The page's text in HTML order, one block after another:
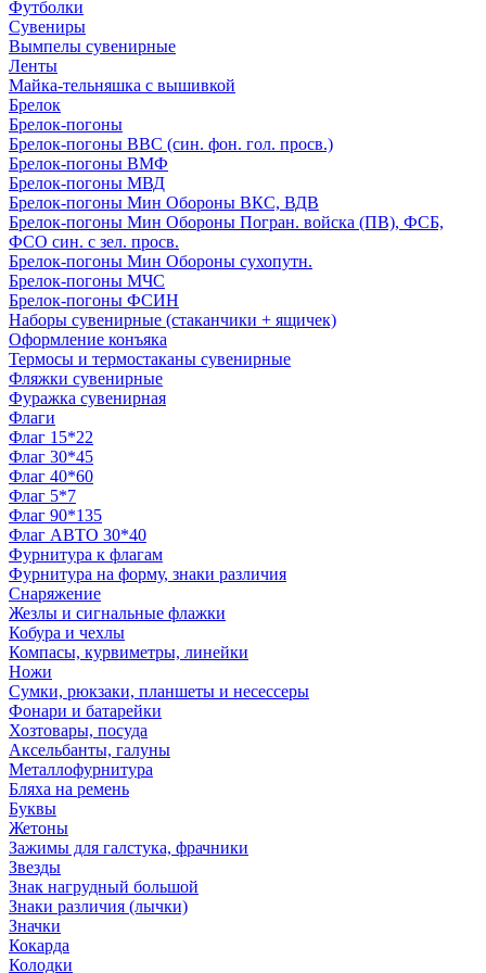
Футболки
Сувениры
Вымпелы сувенирные
Ленты
Майка-тельняшка с вышивкой
Брелок
Брелок-погоны
Брелок-погоны ВВС (син. фон. гол. просв.)
Брелок-погоны ВМФ
Брелок-погоны МВД
Брелок-погоны Мин Обороны ВКС, ВДВ
Брелок-погоны Мин Обороны Погран. войска (ПВ), ФСБ,
ФСО син. с зел. просв.
Брелок-погоны Мин Обороны сухопутн.
Брелок-погоны МЧС
Брелок-погоны ФСИН
Наборы сувенирные (стаканчики + ящичек)
Оформление конъяка
Термосы и термостаканы сувенирные
Фляжки сувенирные
Фуражка сувенирная
Флаги
Флаг 15*22
Флаг 30*45
Флаг 40*60
Флаг 5*7
Флаг 90*135
Флаг АВТО 30*40
Фурнитура к флагам
Фурнитура на форму, знаки различия
Снаряжение
Жезлы и сигнальные флажки
Кобура и чехлы
Компасы, курвиметры, линейки
Ножи
Сумки, рюкзаки, планшеты и несессеры
Фонари и батарейки
Хозтовары, посуда
Аксельбанты, галуны
Металлофурнитура
Бляха на ремень
Буквы
Жетоны
Зажимы для галстука, фрачники
Звезды
Знак нагрудный большой
Знаки различия (лычки)
Значки
Кокарда
Колодки